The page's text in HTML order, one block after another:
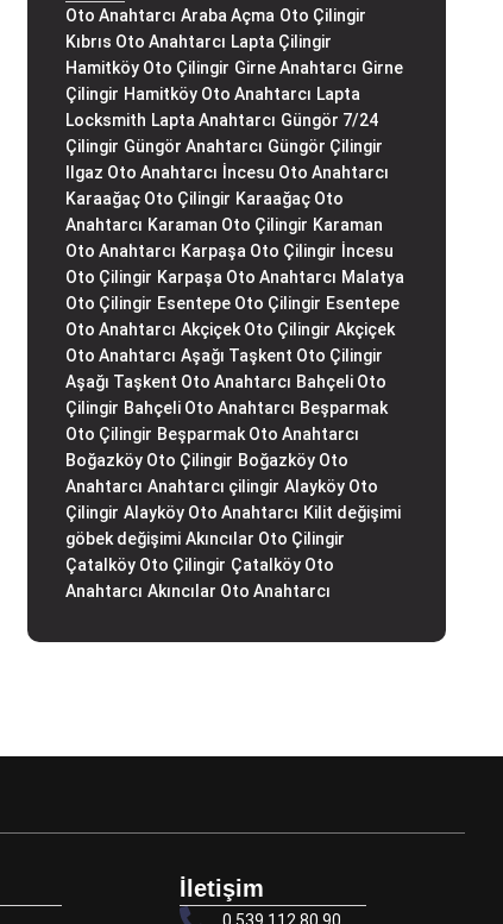
Oto Anahtarcı Araba Açma Oto Çilingir
Kıbrıs Oto Anahtarcı Lapta Çilingir
Hamitköy Oto Çilingir Girne Anahtarcı Girne
Çilingir Hamitköy Oto Anahtarcı Lapta
Locksmith Lapta Anahtarcı Güngör 7/24
Çilingir Güngör Anahtarcı Güngör Çilingir
Ilgaz Oto Anahtarcı
İncesu Oto Anahtarcı
Karaağaç Oto Çilingir Karaağaç Oto
Anahtarcı Karaman Oto Çilingir Karaman
Oto Anahtarcı Karpaşa Oto Çilingir
İncesu
Oto Çilingir Karpaşa Oto Anahtarcı Malatya
Oto Çilingir Esentepe Oto Çilingir Esentepe
Oto Anahtarcı Akçiçek Oto Çilingir Akçiçek
Oto Anahtarcı Aşağı Taşkent Oto Çilingir
Aşağı Taşkent Oto Anahtarcı Bahçeli Oto
Çilingir Bahçeli Oto Anahtarcı Beşparmak
Oto Çilingir Beşparmak Oto Anahtarcı
Boğazköy Oto Çilingir Boğazköy Oto
Anahtarcı Anahtarcı çilingir Alayköy Oto
Çilingir Alayköy Oto Anahtarcı Kilit değişimi
göbek değişimi Akıncılar Oto Çilingir
Çatalköy Oto Çilingir Çatalköy Oto
Anahtarcı Akıncılar Oto Anahtarcı
İletişim
0 539 112 80 90